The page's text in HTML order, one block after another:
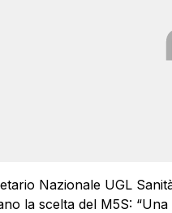
Nazionale UGL
la scelta del M5S: